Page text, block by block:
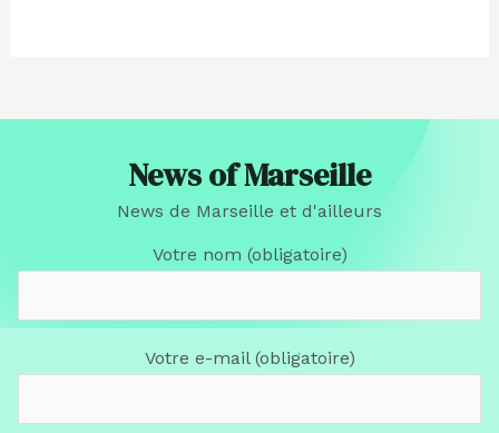
News of Marseille
News de Marseille et d'ailleurs
Votre nom (obligatoire)
Votre e-mail (obligatoire)